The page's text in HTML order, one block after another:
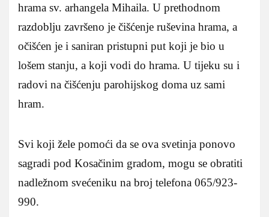
hrama sv. arhangela Mihaila. U prethodnom
razdoblju završeno je čišćenje ruševina hrama, a
očišćen je i saniran pristupni put koji je bio u
lošem stanju, a koji vodi do hrama. U tijeku su i
radovi na čišćenju parohijskog doma uz sami
hram.
Svi koji žele pomoći da se ova svetinja ponovo
sagradi pod Kosačinim gradom, mogu se obratiti
nadležnom svećeniku na broj telefona 065/923-
990.